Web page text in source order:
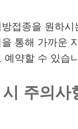
접종을 원하
통해 가까운
예약할 수 있습
주의사